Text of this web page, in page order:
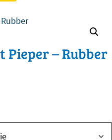
Pieper – Rubber